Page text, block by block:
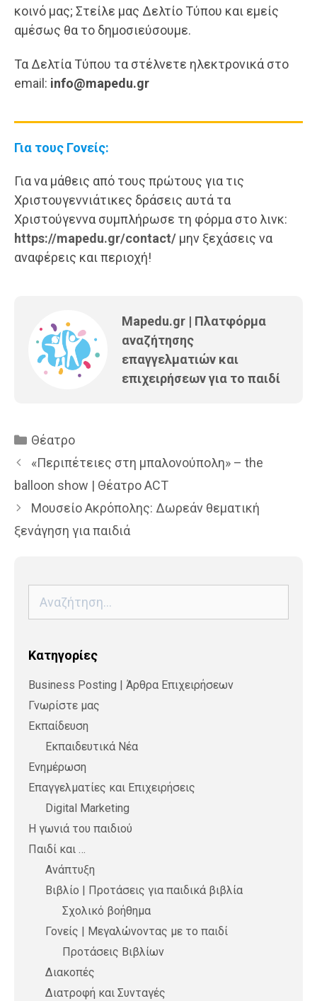
κοινό μας; Στείλε μας Δελτίο Τύπου και εμείς
αμέσως θα το δημοσιεύσουμε.
Τα Δελτία Τύπου τα στέλνετε ηλεκτρονικά στο
email: info@mapedu.gr
Για τους Γονείς:
Για να μάθεις από τους πρώτους για τις
Χριστουγεννιάτικες δράσεις αυτά τα
Χριστούγεννα συμπλήρωσε τη φόρμα στο λινκ:
https://mapedu.gr/contact/ μην ξεχάσεις να
αναφέρεις και περιοχή!
Mapedu.gr | Πλατφόρμα
αναζήτησης
επαγγελματιών και
επιχειρήσεων για το παιδί
Κατηγορίες
Θέατρο
«Περιπέτειες στη μπαλονούπολη» – the
balloon show | Θέατρο ACT
Μουσείο Ακρόπολης: Δωρεάν θεματική
ξενάγηση για παιδιά
για:
Kατηγορίες
Business Posting | Άρθρα Επιχειρήσεων
Γνωρίστε μας
Εκπαίδευση
Εκπαιδευτικά Νέα
Ενημέρωση
Επαγγελματίες και Επιχειρήσεις
Digital Marketing
Η γωνιά του παιδιού
Παιδί και …
Ανάπτυξη
Βιβλίο | Προτάσεις για παιδικά βιβλία
Σχολικό βοήθημα
Γονείς | Μεγαλώνοντας με το παιδί
Προτάσεις Βιβλίων
Διακοπές
Διατροφή και Συνταγές